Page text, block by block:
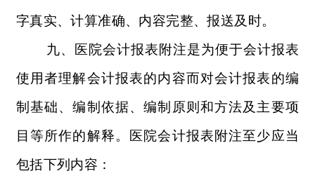
字真实、计算准确、内容完整、报送及时。
九、医院会计报表附注是为便于会计报表
使用者理解会计报表的内容而对会计报表的编
制基础、编制依据、编制原则和方法及主要项
目等所作的解释。医院会计报表附注至少应当
包括下列内容：